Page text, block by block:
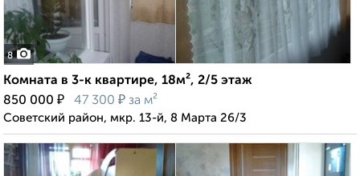
8
Комната в 3-к квартире, 18м², 2/5 этаж
850 000 ₽ 47 300 ₽ за м²
Советский район, мкр. 13-й, 8 Марта 26/3